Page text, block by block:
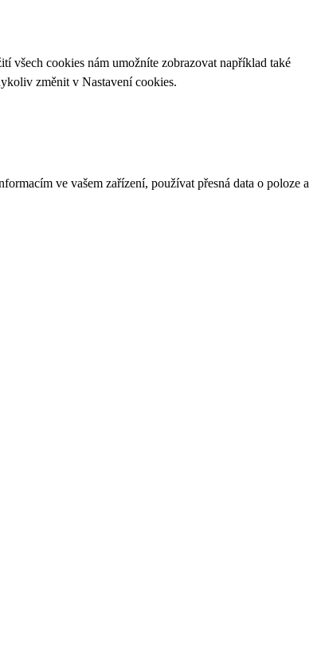
všech cookies nám umožníte zobrazovat například také
změnit v Nastavení cookies.
ve vašem zařízení, používat přesná data o poloze a